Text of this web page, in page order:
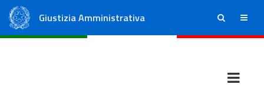
Giustizia Amministrativa ricerca menu